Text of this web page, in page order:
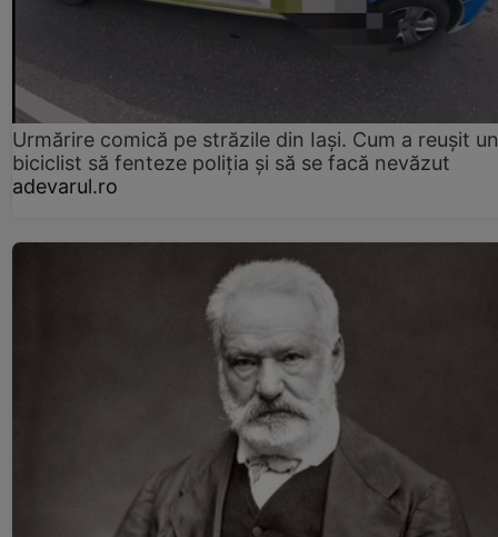
Urmărire comică pe străzile din Iași. Cum a reușit un
biciclist să fenteze poliția și să se facă nevăzut
adevarul.ro